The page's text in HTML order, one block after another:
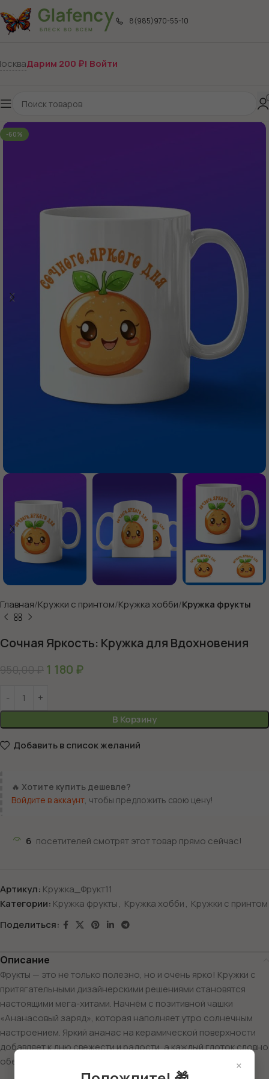
8(985)970-55-10
Дарим 200 ₽! Войти
-60%
Главная Кружки с принтом Кружка хобби Кружка фрукты
Сочная Яркость: Кружка для Вдохновения
950,00₽ 1 180 ₽
В Корзину
Добавить в список желаний
🔥 Хотите купить дешевле?
Войдите в аккаунт , чтобы предложить свою цену!
6 посетителей смотрят этот товар прямо сейчас!
Артикул: Кружка_Фрукт11
Категории: Кружка фрукты, Кружка хобби, Кружки с принтом
Поделиться:
Описание
Фрукты — это не только полезно, но и очень ярко! Кружки с
притягательными дизайнерскими решениями становятся
настоящими мега-хитами. Начнём с позитивной чашки
«Ананасовый заряд», которая наполняет утро солнечным
настроением. Яркий ананас на керамической поверхности
добавляет к дню свежести и радости, а каждый глоток словно
обещает вкусное приключение.
×